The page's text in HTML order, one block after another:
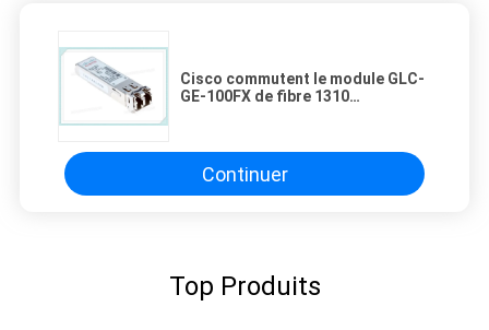
Cisco commutent le module GLC-
GE-100FX de fibre 1310
Continuer
Top Produits